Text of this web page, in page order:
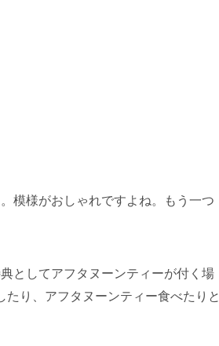
模様がおしゃれですよね。もう一つ
としてアフタヌーンティーが付く場
り、アフタヌーンティー食べたりと